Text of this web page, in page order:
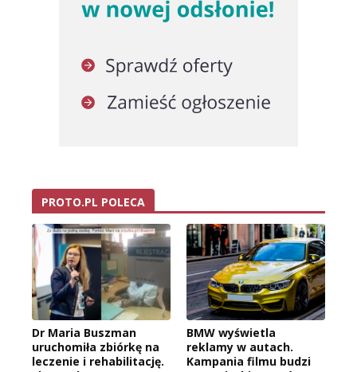
PROTO.PL POLECA
Dr Maria Buszman
uruchomiła zbiórkę na
leczenie i rehabilitację.
BMW wyświetla
reklamy w autach.
Kampania filmu budzi